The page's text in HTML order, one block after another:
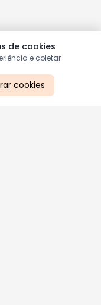
de cookies
e coletar
cookies